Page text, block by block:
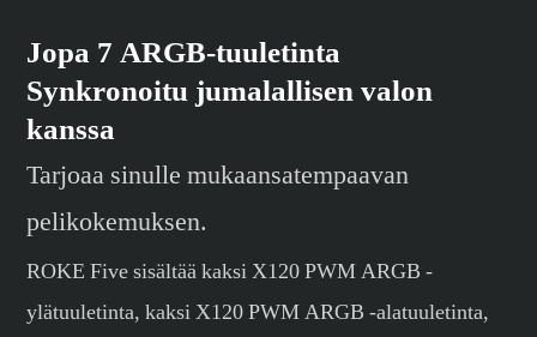
Jopa 7 ARGB-tuuletinta
Synkronoitu jumalallisen valon
kanssa
Tarjoaa sinulle mukaansatempaavan
pelikokemuksen.
ROKE Five sisältää kaksi X120 PWM ARGB -
ylätuuletinta, kaksi X120 PWM ARGB -alatuuletinta,